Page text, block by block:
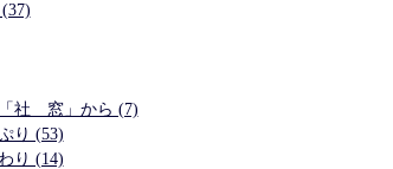
社 窓」から (7)
り (53)
り (14)